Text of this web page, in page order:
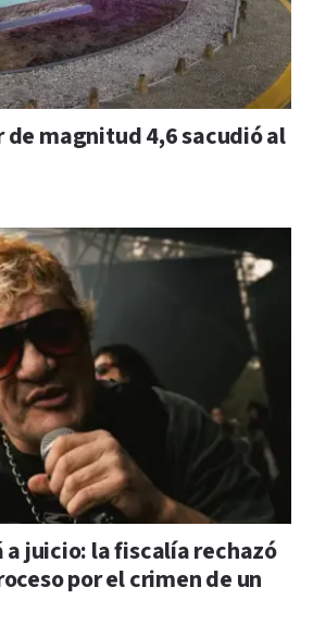
magnitud 4,6 sacudió al
a juicio: la fiscalía rechazó
por el crimen de un